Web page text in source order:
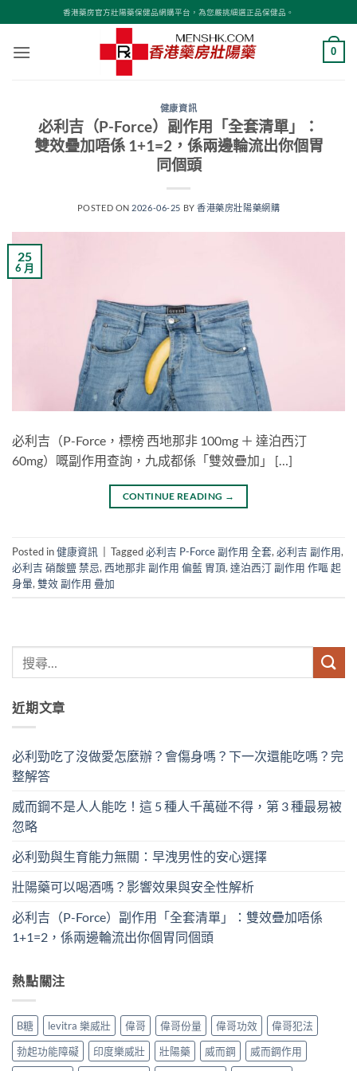
to
content
香港藥房官方壯陽藥保健品網購平台，為您嚴挑細選正品保健品。
0
健康資訊
必利吉（P-Force）副作用「全套清單」：
雙效疊加唔係 1+1=2，係兩邊輪流出你個胃
同個頭
POSTED ON 2026-06-25 BY香港藥房壯陽藥網購
25
6 月
必利吉（P-Force，標榜 西地那非 100mg ＋ 達泊西汀
60mg）嘅副作用查詢，九成都係「雙效疊加」 […]
CONTINUE READING →
Posted in健康資訊 Tagged必利吉 P-Force 副作用 全套, 必利吉 副作用,
必利吉 硝酸鹽 禁忌, 西地那非 副作用 偏藍 胃頂, 達泊西汀 副作用 作嘔 起
身暈, 雙效 副作用 疊加
近期文章
必利勁吃了沒做愛怎麼辦？會傷身嗎？下一次還能吃嗎？完
整解答
威而鋼不是人人能吃！這 5 種人千萬碰不得，第 3 種最易被
忽略
必利勁與生育能力無關：早洩男性的安心選擇
壯陽藥可以喝酒嗎？影響效果與安全性解析
必利吉（P-Force）副作用「全套清單」：雙效疊加唔係
1+1=2，係兩邊輪流出你個胃同個頭
熱點關注
B糖 levitra 樂威壯 偉哥 偉哥份量 偉哥功效
偉哥犯法
勃起功能障礙
印度樂威壯 壯陽藥 威而鋼
威而鋼作用